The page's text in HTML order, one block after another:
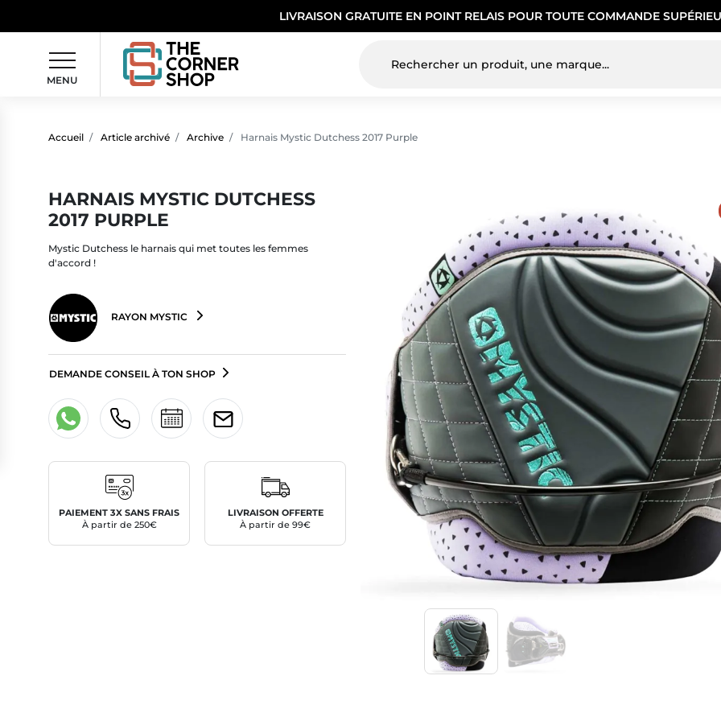
LIVRAISON GRATUITE EN POINT RELAIS POUR TOUTE COMMANDE
MENU
Accueil Article archivé Archive Harnais Mystic Dutchess 2017 Purple
HARNAIS MYSTIC DUTCHESS
2017 PURPLE
Mystic Dutchess le harnais qui met toutes les femmes
d'accord !
RAYON MYSTIC
DEMANDE CONSEIL À TON SHOP
PAIEMENT 3X SANS FRAIS
À partir de 250€
LIVRAISON OFFERTE
À partir de 99€